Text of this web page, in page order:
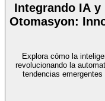
Integrando IA y
Otomasyon:
Explora cómo la
revolucionando la
tendencias